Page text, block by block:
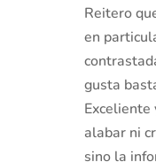
Reitero
en
gusta
alabar ni
sino la